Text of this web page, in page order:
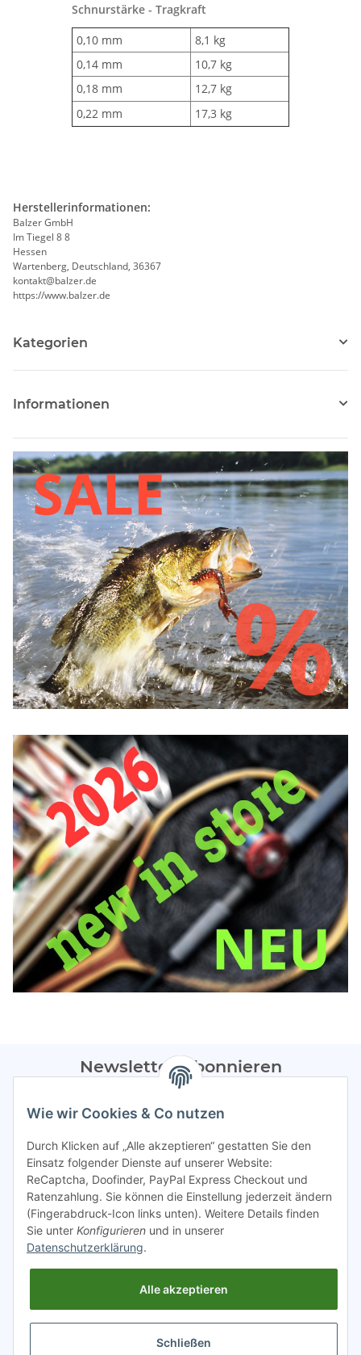
Schnurstärke - Tragkraft
0,10 mm
8,1 kg
0,14 mm
10,7 kg
0,18 mm
12,7 kg
0,22 mm
17,3 kg
Herstellerinformationen:
Balzer GmbH
Im Tiegel 8 8
Hessen
Wartenberg, Deutschland, 36367
kontakt@balzer.de
https://www.balzer.de
Kategorien
Informationen
Newsletter Abonnieren
Bitte sendet mir entsprechend eurer
regelmäßig Infos zu euren Aktionen per E-Mail zu.
Abonnieren
Spamschutz aktiv
Gesetzliche Informationen
Wie wir Cookies & Co nutzen
Durch Klicken auf „Alle akzeptieren“ gestatten Sie den
Einsatz folgender Dienste auf unserer Website:
ReCaptcha, Doofinder, PayPal Express Checkout und
Ratenzahlung. Sie können die Einstellung jederzeit ändern
(Fingerabdruck-Icon links unten). Weitere Details finden
Sie unter Konfigurieren und in unserer
Datenschutzerklärung.
Alle akzeptieren
Schließen